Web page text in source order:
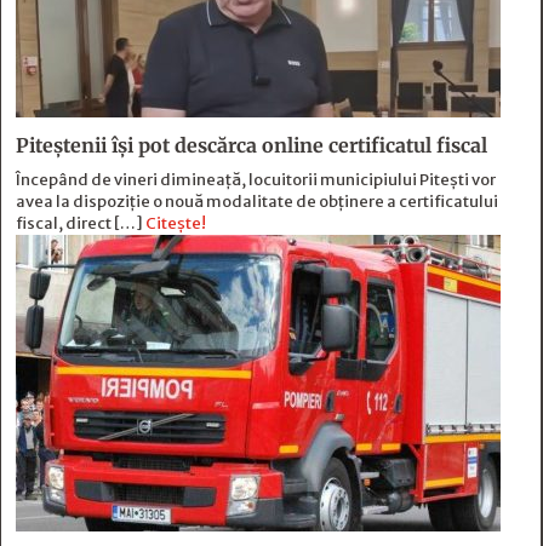
Piteștenii își pot descărca online certificatul fiscal
Începând de vineri dimineață, locuitorii municipiului Pitești vor
avea la dispoziție o nouă modalitate de obținere a certificatului
fiscal, direct […] Citește!